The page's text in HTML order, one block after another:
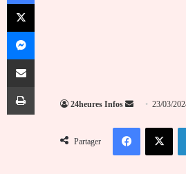
24heures Infos
Envoyer
courriel
23/03/
Partager
FacebookX
X
Messenger
Partager par email